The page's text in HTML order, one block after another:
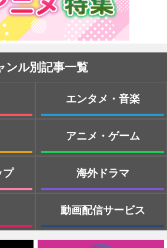
ンル別記事一覧
プ
エンタメ・音楽
アニメ・ゲーム
海外ドラマ
動画配信サービス